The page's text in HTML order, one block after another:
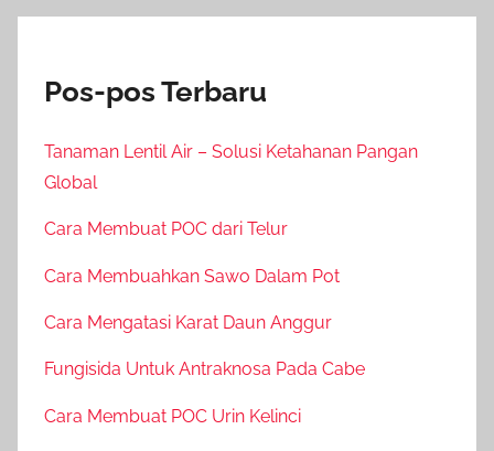
Pos-pos Terbaru
Tanaman Lentil Air – Solusi Ketahanan Pangan
Global
Cara Membuat POC dari Telur
Cara Membuahkan Sawo Dalam Pot
Cara Mengatasi Karat Daun Anggur
Fungisida Untuk Antraknosa Pada Cabe
Cara Membuat POC Urin Kelinci